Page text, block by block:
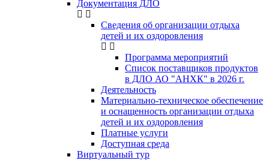
Документация ДЛО
Сведения об организации отдыха
детей и их оздоровления
Программа мероприятий
Список поставщиков продуктов
в ДЛО АО "АНХК" в 2026 г.
Деятельность
Материально-техническое обеспечение
и оснащенность организации отдыха
детей и их оздоровления
Платные услуги
Доступная среда
Виртуальный тур